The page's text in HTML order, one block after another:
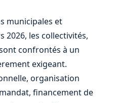
municipales et
2026, les collectivités,
confrontés à un
exigeant.
organisation
financement de